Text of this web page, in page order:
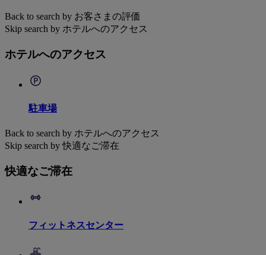
Back to search by お客さまの評価
Skip search by ホテルへのアクセス
ホテルへのアクセス
駐車場
Back to search by ホテルへのアクセス
Skip search by 快適なご滞在
快適なご滞在
フィットネスセンター